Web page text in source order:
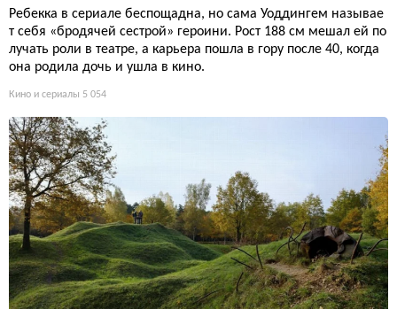
Ребекка в сериале беспощадна, но сама Уоддингем называе
т себя «бродячей сестрой» героини. Рост 188 см мешал ей по
лучать роли в театре, а карьера пошла в гору после 40, когда
она родила дочь и ушла в кино.
Кино и сериалы 5 054